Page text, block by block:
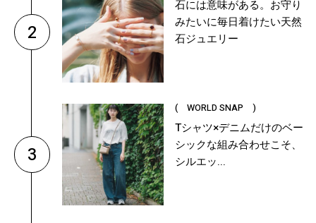
2
石には意味がある。お守り
みたいに毎日着けたい天然
石ジュエリー
3
( WORLD SNAP )
Tシャツ×デニムだけのベー
シックな組み合わせこそ、
シルエッ...